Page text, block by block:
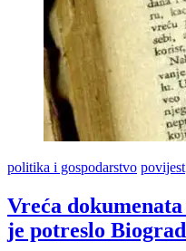
politika i gospodarstvo povijest
Vreća
je potreslo Biograd